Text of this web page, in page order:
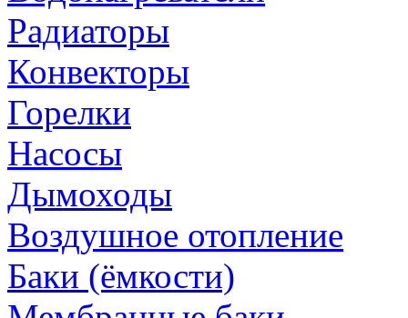
Радиаторы
Конвекторы
Горелки
Насосы
Дымоходы
Воздушное отопление
Баки (ёмкости)